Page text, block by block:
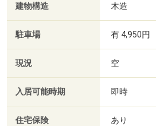
建物構造 木造
駐車場 有 4,950円
現況 空
入居可能時期 即時
住宅保険 あり